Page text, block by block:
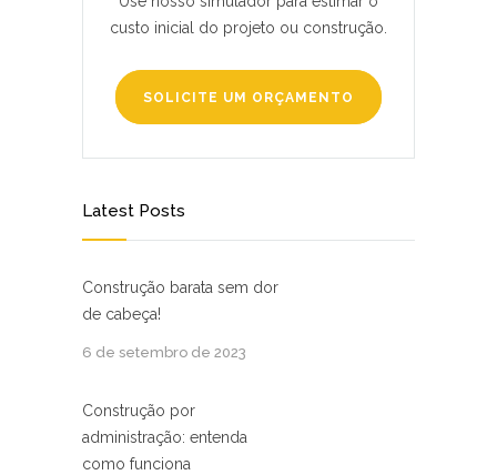
custo inicial do projeto ou construção.
SOLICITE UM ORÇAMENTO
Latest Posts
Construção barata sem dor
de cabeça!
6 de setembro de 2023
Construção ‍por
administração: entenda
como funciona